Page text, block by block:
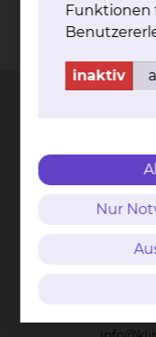
Kontakt
Funktionen
inaktiv
Nur